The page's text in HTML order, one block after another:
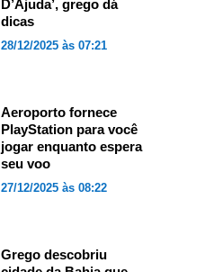
D’Ajuda’, grego dá
dicas
28/12/2025 às 07:21
Aeroporto fornece
PlayStation para você
jogar enquanto espera
seu voo
27/12/2025 às 08:22
Grego descobriu